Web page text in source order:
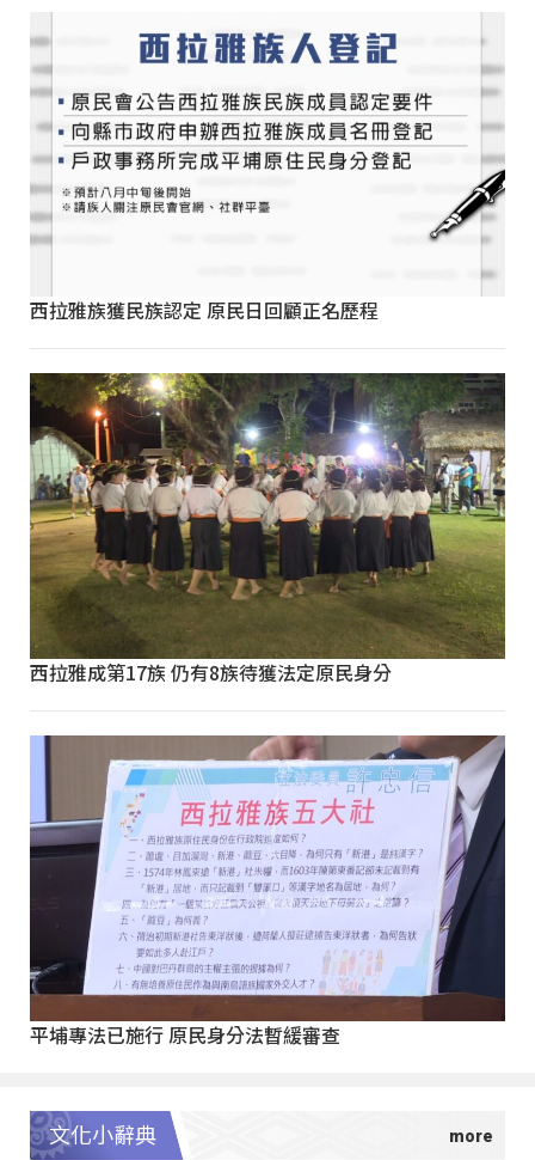
西拉雅族獲民族認定 原民日回顧正名歷程
西拉雅成第17族 仍有8族待獲法定原民身分
平埔專法已施行 原民身分法暫緩審查
文化小辭典